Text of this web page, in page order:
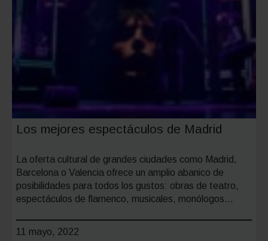
Los mejores espectáculos de Madrid
La oferta cultural de grandes ciudades como Madrid,
Barcelona o Valencia ofrece un amplio abanico de
posibilidades para todos los gustos: obras de teatro,
espectáculos de flamenco, musicales, monólogos…
11 mayo, 2022